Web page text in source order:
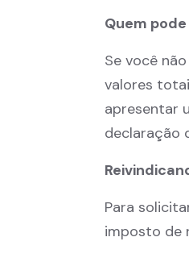
Quem
Se você
valores
apresentar
declaração
Para
imposto de